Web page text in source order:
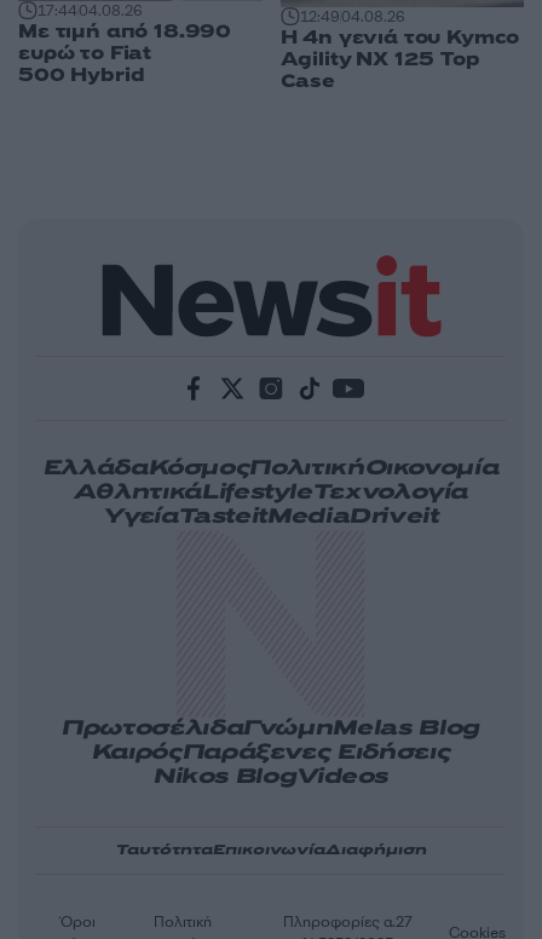
17:4404.08.26
Με τιμή από 18.990
ευρώ το Fiat
500 Hybrid
12:4904.08.26
Η 4η γενιά του Kymco
Agility NX 125 Τοp
Case
ΕλλάδαΚόσμοςΠολιτικήΟικονομία
ΑθλητικάLifestyleΤεχνολογία
ΥγείαTasteitMediaDriveit
ΠρωτοσέλιδαΓνώμηMelas Blog
ΚαιρόςΠαράξενες Ειδήσεις
Nikos BlogVideos
ΤαυτότηταΕπικοινωνίαΔιαφήμιση
Όροι
Πολιτική
Πληροφορίες α.27
Cookies